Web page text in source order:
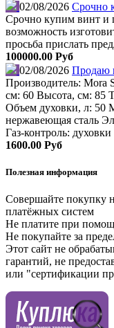
02/08/2026 Срочно
Срочно купим винт и
возможность
просьба прислать
100000.00 Руб
02/08/2026 Продаю
Производитель: Mora
см: 60 Высота, см: 85
Объем духовки, л: 50
нержавеющая сталь
Газ-контроль:
1600.00 Руб
Полезная информация
Совершайте покупку
платёжных систем
Не платите при
Не покупайте за
Этот сайт не
гарантий, не
или "сертификации